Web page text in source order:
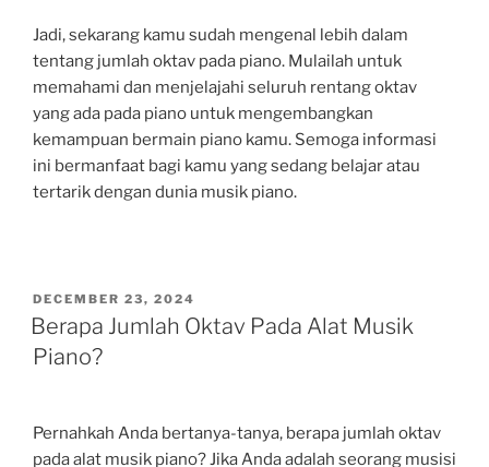
Jadi, sekarang kamu sudah mengenal lebih dalam
tentang jumlah oktav pada piano. Mulailah untuk
memahami dan menjelajahi seluruh rentang oktav
yang ada pada piano untuk mengembangkan
kemampuan bermain piano kamu. Semoga informasi
ini bermanfaat bagi kamu yang sedang belajar atau
tertarik dengan dunia musik piano.
POSTED
ON
DECEMBER 23, 2024
Berapa Jumlah Oktav Pada Alat Musik
Piano?
Pernahkah Anda bertanya-tanya, berapa jumlah oktav
pada alat musik piano? Jika Anda adalah seorang musisi